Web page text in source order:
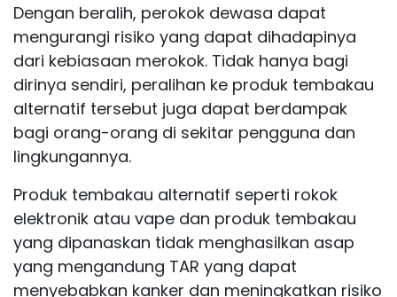
Dengan beralih, perokok dewasa dapat
mengurangi risiko yang dapat dihadapinya
dari kebiasaan merokok. Tidak hanya bagi
dirinya sendiri, peralihan ke produk tembakau
alternatif tersebut juga dapat berdampak
bagi orang-orang di sekitar pengguna dan
lingkungannya.
Produk tembakau alternatif seperti rokok
elektronik atau vape dan produk tembakau
yang dipanaskan tidak menghasilkan asap
yang mengandung TAR yang dapat
menyebabkan kanker dan meningkatkan risiko